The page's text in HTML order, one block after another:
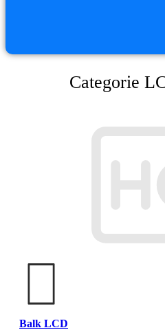
Categorie
Balk LCD